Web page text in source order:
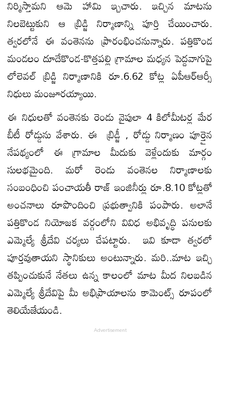
నిర్మిస్తామని ఆమె హామి ఇ్చచారు. ఇచ్చిన మాటను
నిలబెట్టుకుని ఆ బ్రిడ్జి నిర్మాణాన్ని పూర్తి చేయించారు.
త్వరలోనే ఈ వంతెనను ప్రారంభించనున్నారు. పత్తికొండ
మండలం దూదేకొండ-కొత్తపల్లి గ్రామాల మధ్యన పెద్దవాగుపై
లోలెవల్ బ్రిడ్జి నిర్మాణానికి రూ.6.62 కోట్ల ఏపీఆర్ఆర్సీ
నిధులు మంజూరయ్యాయి.
ఈ నిధులతో వంతెనకు రెండు వైపులా 4 కిలోమీటర్ల మేర
బీటీ రోడ్డును వేశారు. ఈ బ్రిడ్జీ , రోడ్డు నిర్మాణం పూర్తైన
నేపథ్యంలో ఈ గ్రామాల మీదుకు వెళ్లేందుకు మార్గం
సులభమైంది. మరో రెండు వంతెనల నిర్మాణాలకు
సంబంధించి పంచాయతీ రాజ్ ఇంజినీర్లు రూ.8.10 కోట్లతో
అంచనాలు రూపొందించి ప్రభుత్వానికి పంపారు. అలానే
పత్తికొండ నియోజక వర్గంలోని వివిధ అభివృద్ధి పనులకు
ఎమ్మెల్యే శ్రీదేవి చర్యలు చేపట్టారు. ఇవి కూడా త్వరలో
పూర్తవుతాయని స్థానికులు అంటున్నారు. మరి..మాట ఇచ్చి
తప్పించుకునే నేతలు ఉన్న కాలంలో మాట మీద నిలబడిన
ఎమ్మెల్యే శ్రీదేవిపై మీ అభిప్రాయాలను కామెంట్స్ రూపంలో
తెలియేజేయండి.